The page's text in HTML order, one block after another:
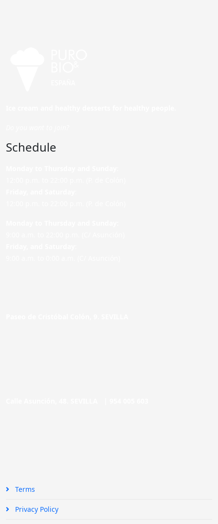
Schedule
Terms
Privacy Policy